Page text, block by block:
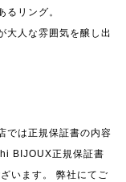
るリング。
大人な雰囲気を醸し出
では正規保証書の内容
BIJOUX正規保証書
います。 弊社にてご